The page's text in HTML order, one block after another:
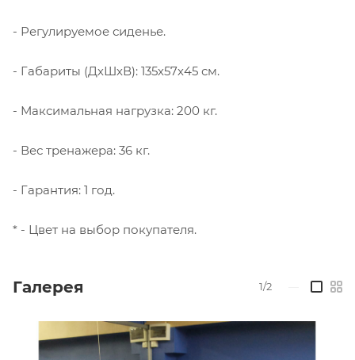
- Регулируемое сиденье.
- Габариты (ДхШхВ): 135х57х45 см.
- Максимальная нагрузка: 200 кг.
- Вес тренажера: 36 кг.
- Гарантия: 1 год.
* - Цвет на выбор покупателя.
Галерея 1/2